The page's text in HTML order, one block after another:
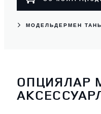
МОДЕЛЬДЕРМЕН
ОПЦИЯЛАР